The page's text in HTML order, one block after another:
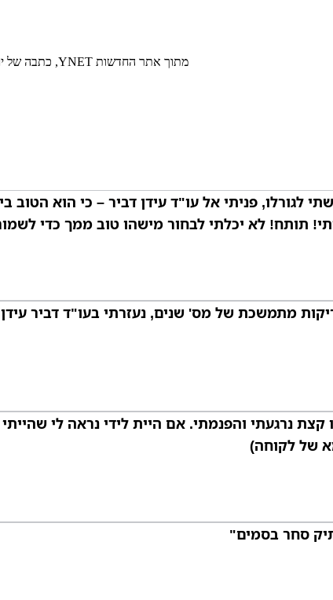
מתוך אתר החדשות YNET, כתבה של יואב זיתון:
לגורלו, פניתי אל עו"ד עידן דביר – כי הוא הטוב
תותח! לא יכלתי לבחור מישהו טוב ממך כדי
מתמשכת של מס' שנים, נעזרתי בעו"ד דביר
נרגעתי והפנמתי. אם היית לידי נראה לי
של לקוחה)
סחר בסמים"